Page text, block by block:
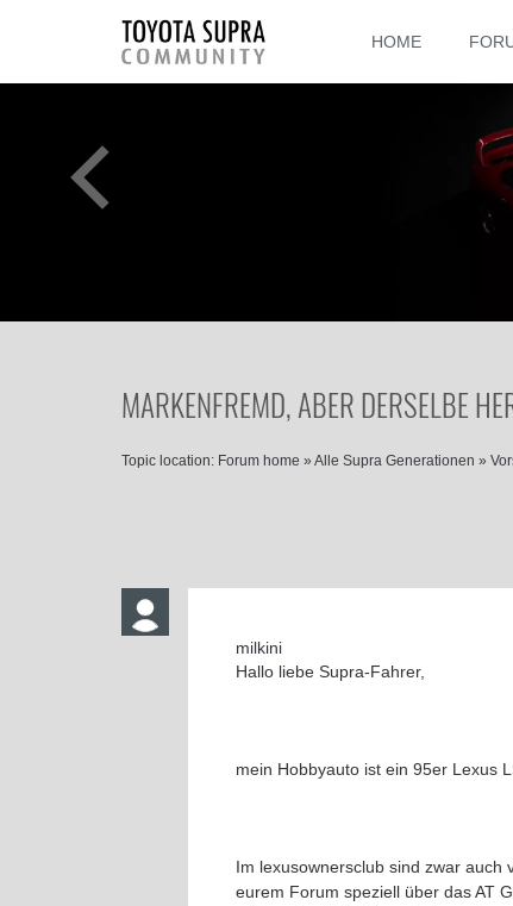
HOME
MARKENFREMD, ABER DERSELBE
Topic location: Forum home » Alle Supra Generationen »
milkini
Hallo liebe Supra-Fahrer,
mein Hobbyauto ist ein 95er Lexus
Im lexusownersclub sind zwar auch
eurem Forum speziell über das AT